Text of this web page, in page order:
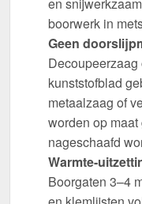
boorwerk in
Geen
kunststofblad
metaalzaag of
worden op
nageschaafd
Warmte-
Boorgaten 3–4